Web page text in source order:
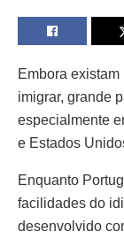
Embora
imigrar, grande
especialmente
e Estados
Enquanto
facilidades do
desenvolvido